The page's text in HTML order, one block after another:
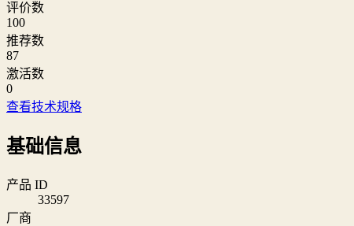
评价数
100
推荐数
87
激活数
0
查看技术规格
基础信息
产品 ID
33597
厂商